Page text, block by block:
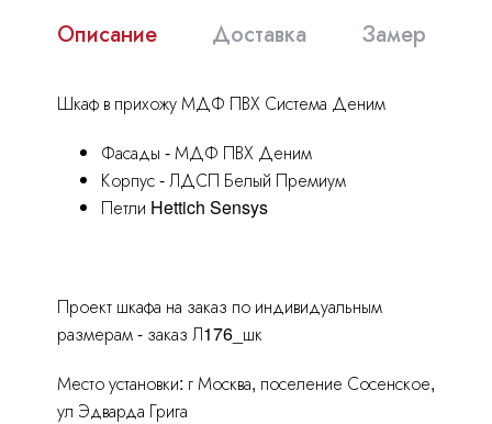
Описание Доставка Замер
Шкаф в прихожу МДФ ПВХ Система Деним
Фасады - МДФ ПВХ Деним
Корпус - ЛДСП Белый Премиум
Петли Hettich Sensys
Проект шкафа на заказ по индивидуальным
размерам - заказ Л176_шк
Место установки: г Москва, поселение Сосенское,
ул Эдварда Грига